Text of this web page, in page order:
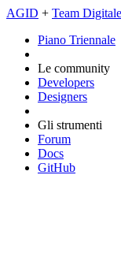
AGID + Team Digitale
Piano Triennale
Le community
Developers
Designers
Gli strumenti
Forum
Docs
GitHub